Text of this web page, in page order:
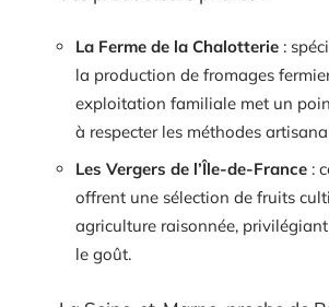
La Ferme de la Chalotterie :
la production de fromages
exploitation familiale met un
à respecter les méthodes
Les Vergers de l’Île-de-France :
offrent une sélection de fruits
agriculture raisonnée,
le goût.